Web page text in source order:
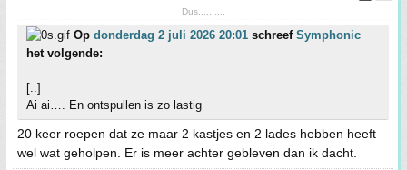
Dus..........
Op donderdag 2 juli 2026 20:01 schreef Symphonic
het volgende:
[..]
Ai ai…. En ontspullen is zo lastig
20 keer roepen dat ze maar 2 kastjes en 2 lades hebben heeft
wel wat geholpen. Er is meer achter gebleven dan ik dacht.